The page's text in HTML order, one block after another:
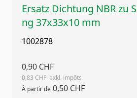
Ersatz Dichtung NBR zu
ng 37x33x10 mm
1002878
0,90 CHF
0,83 CHF
À partir de 0,50 CHF